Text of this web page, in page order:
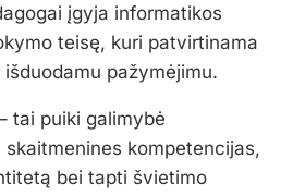
įgyja informatikos
teisę, kuri patvirtinama
pažymėjimu.
tai puiki galimybė
kompetencijas,
bei tapti švietimo